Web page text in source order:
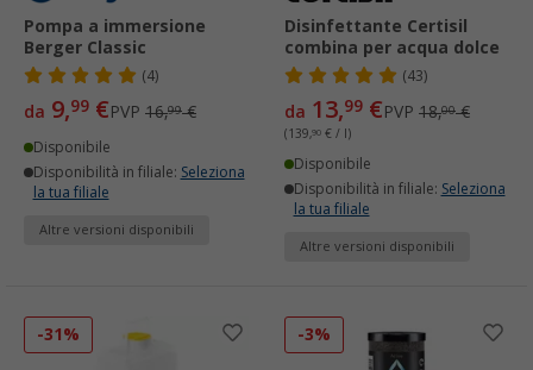
Pompa a immersione
Berger Classic
(4)
da 9,99 €PVP 16,99€
Disponibile
Disponibilità in filiale: Seleziona
la tua filiale
Altre versioni disponibili
Disinfettante Certisil
combina per acqua dolce
(43)
da 13,99 €PVP 18,00€
(139,90 € / l)
Disponibile
Disponibilità in filiale: Seleziona
la tua filiale
Altre versioni disponibili
-31% -3%